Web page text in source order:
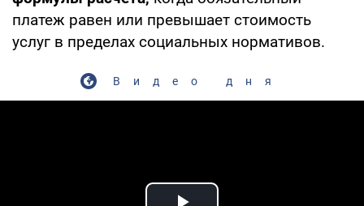
платеж равен или превышает стоимость
услуг в пределах социальных нормативов.
Видео дня